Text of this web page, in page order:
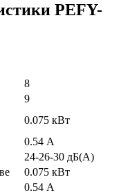
PEFY-
8
9
0.075 кВт
0.54 А
24-26-30 дБ(А)
0.075 кВт
0.54 А